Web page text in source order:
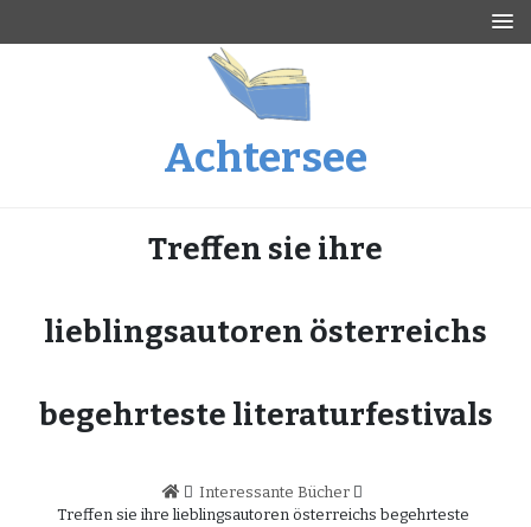
Achtersee
Treffen sie ihre
lieblingsautoren österreichs
begehrteste literaturfestivals
Interessante Bücher
Treffen sie ihre lieblingsautoren österreichs begehrteste